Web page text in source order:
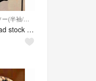
Tシャツ/カットソー(半袖/袖なし)
00s L.G.B. dead stock t-shirt tee tシャツ